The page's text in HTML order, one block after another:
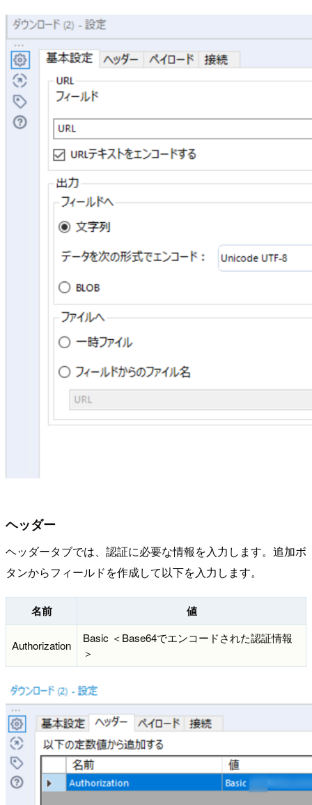
ヘッダー
ヘッダータブでは、認証に必要な情報を入力します。追加ボ
タンからフィールドを作成して以下を入力します。
名前 値
Authorization
Basic ＜Base64でエンコードされた認証情報
＞